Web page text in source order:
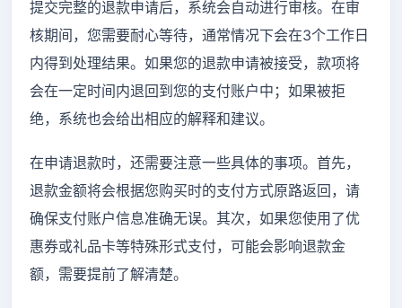
提交完整的退款申请后，系统会自动进行审核。在审
核期间，您需要耐心等待，通常情况下会在3个工作日
内得到处理结果。如果您的退款申请被接受，款项将
会在一定时间内退回到您的支付账户中；如果被拒
绝，系统也会给出相应的解释和建议。
在申请退款时，还需要注意一些具体的事项。首先，
退款金额将会根据您购买时的支付方式原路返回，请
确保支付账户信息准确无误。其次，如果您使用了优
惠券或礼品卡等特殊形式支付，可能会影响退款金
额，需要提前了解清楚。